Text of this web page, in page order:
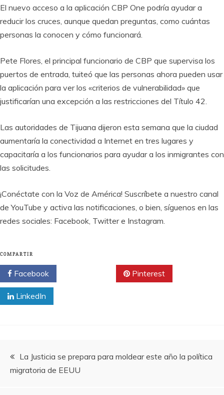
El nuevo acceso a la aplicación CBP One podría ayudar a
reducir los cruces, aunque quedan preguntas, como cuántas
personas la conocen y cómo funcionará.
Pete Flores, el principal funcionario de CBP que supervisa los
puertos de entrada, tuiteó que las personas ahora pueden usar
la aplicación para ver los «criterios de vulnerabilidad» que
justificarían una excepción a las restricciones del Título 42.
Las autoridades de Tijuana dijeron esta semana que la ciudad
aumentaría la conectividad a Internet en tres lugares y
capacitaría a los funcionarios para ayudar a los inmigrantes con
las solicitudes.
¡Conéctate con la Voz de América! Suscríbete a nuestro canal
de YouTube y activa las notificaciones, o bien, síguenos en las
redes sociales: Facebook, Twitter e Instagram.
COMPARTIR
Facebook Pinterest
LinkedIn
Navegación
de
La Justicia se prepara para moldear este año la política
migratoria de EEUU